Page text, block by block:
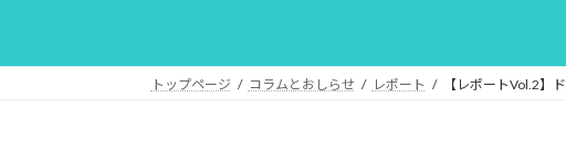
プ
動
トップページ コラムとおしらせ レポート 【レポートVol.2】